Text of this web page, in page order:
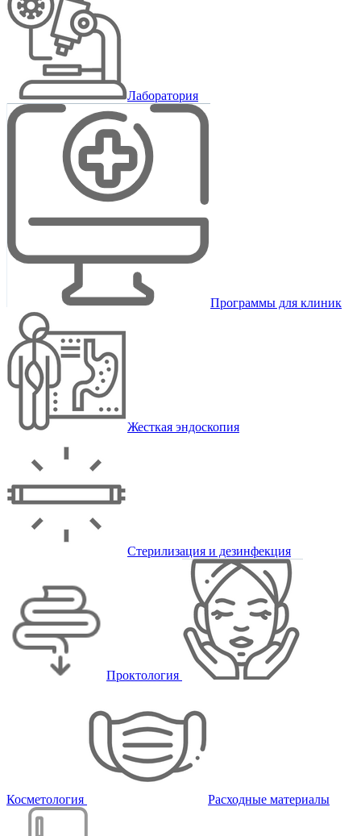
Лаборатория
Программы для клиник
Жесткая эндоскопия
Стерилизация и дезинфекция
Проктология
Косметология Расходные материалы